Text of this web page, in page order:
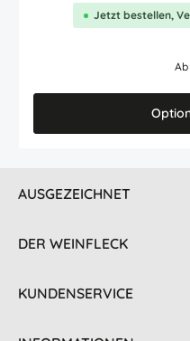
Jetzt bestellen,
Ab
AUSGEZEICHNET
DER WEINFLECK
KUNDENSERVICE